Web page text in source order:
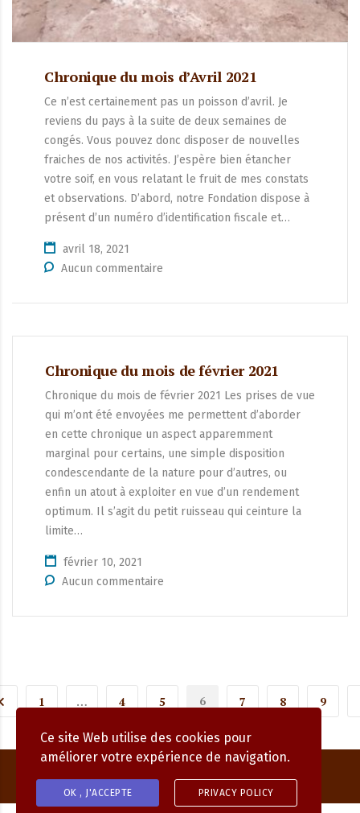
Chronique du mois d’Avril 2021
Ce n’est certainement pas un poisson d’avril. Je
reviens du pays à la suite de deux semaines de
congés. Vous pouvez donc disposer de nouvelles
fraiches de nos activités. J’espère bien étancher
votre soif, en vous relatant le fruit de mes constats
et observations. D’abord, notre Fondation dispose à
présent d’un numéro d’identification fiscale et…
avril 18, 2021
Aucun commentaire
Chronique du mois de février 2021
Chronique du mois de février 2021 Les prises de vue
qui m’ont été envoyées me permettent d’aborder
en cette chronique un aspect apparemment
marginal pour certains, une simple disposition
condescendante de la nature pour d’autres, ou
enfin un atout à exploiter en vue d’un rendement
optimum. Il s’agit du petit ruisseau qui ceinture la
limite…
février 10, 2021
Aucun commentaire
1 … 4 5 6 7 8 9
Ce site Web utilise des cookies pour
améliorer votre expérience de navigation.
OK , J'ACCEPTE PRIVACY POLICY